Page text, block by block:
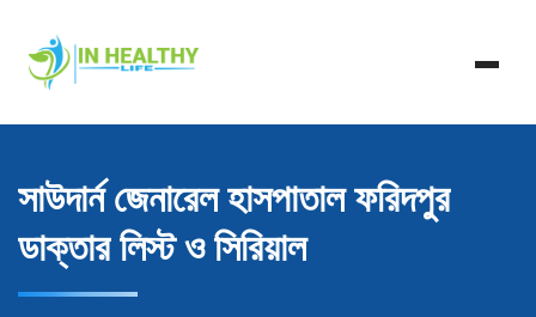
content
In Healthy Life
In Healthy Life, Healthy Life, Health Life, Doctor List,
Doctor Listing
সাউদার্ন জেনারেল হাসপাতাল ফরিদপুর
ডাক্তার লিস্ট ও সিরিয়াল